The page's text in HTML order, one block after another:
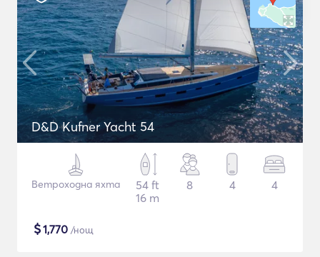
D&D Kufner Yacht 54
Ветроходна яхта
54 ft
16 m
8 4 4
$1,770 /нощ